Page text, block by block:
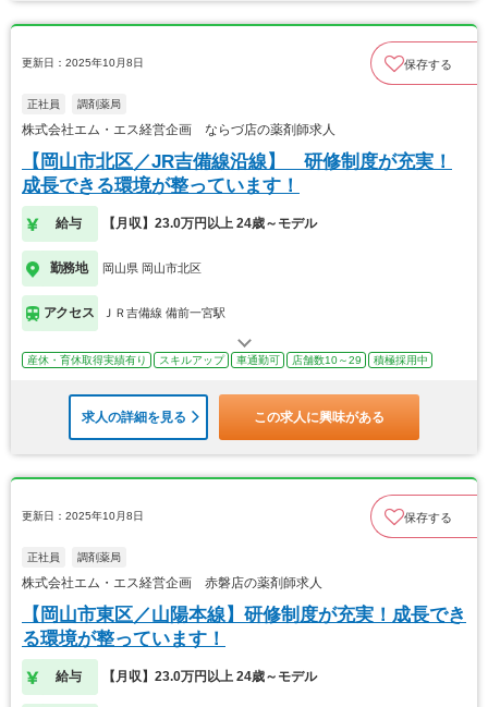
更新日：2025年10月8日 保存する
正社員 調剤薬局
株式会社エム・エス経営企画 ならづ店の薬剤師求人
【岡山市北区／JR吉備線沿線】 研修制度が充実！
成長できる環境が整っています！
給与 【月収】23.0万円以上 24歳～モデル
勤務地 岡山県 岡山市北区
アクセス ＪＲ吉備線 備前一宮駅
産休・育休取得実績有り スキルアップ 車通勤可 店舗数10～29 積極採用中
求人の詳細を見る この求人に興味がある
更新日：2025年10月8日 保存する
正社員 調剤薬局
株式会社エム・エス経営企画 赤磐店の薬剤師求人
【岡山市東区／山陽本線】研修制度が充実！成長でき
る環境が整っています！
給与 【月収】23.0万円以上 24歳～モデル